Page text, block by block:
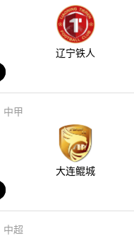
辽宁铁人
中甲
大连鲲城
中超